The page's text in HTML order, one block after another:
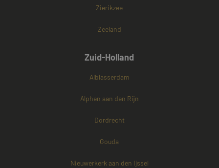
Zierikzee
Zeeland
Zuid-Holland
Alblasserdam
Alphen aan den Rijn
Dordrecht
Gouda
Nieuwerkerk aan den Ijssel